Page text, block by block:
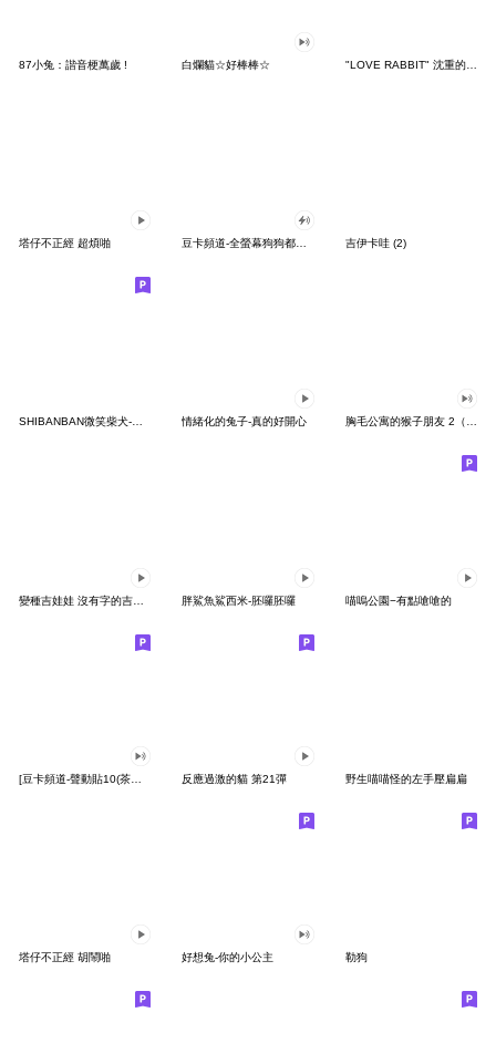
87小兔：諧音梗萬歲 ! 白爛貓☆好棒棒☆ "LOVE RABBIT" 沈重的愛 台灣版
塔仔不正經 超煩啪 吉伊卡哇 (2)
SHIBANBAN微笑柴犬-廢柴寶寶日常 情緒化的兔子-真的好開心 胸毛公寓的猴子朋友 2（有聲動態）
胖鯊魚鯊西米-胚囉胚囉 喵嗚公園−有點嗆嗆的
反應過激的貓 第21彈 野生喵喵怪的左手壓扁扁
塔仔不正經 胡鬧啪 好想兔-你的小公主 勒狗